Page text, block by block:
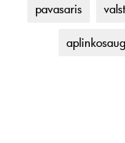
pavasaris